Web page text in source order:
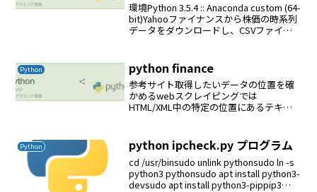
環境Python 3.5.4 :: Anaconda custom (64-
bit)Yahooファイナンスから株価の時系列
データをダウンロードし、CSVファイル
Python python finance
参考サイト取得したいデータの位置を確
かめるwebスクレイピングでは
HTML/XML中の特定の位置にあるテキス
際、Chromeの検証機能が使いやすいで
す。（以下参照）Chr...
Python python ipcheck.py プログラム
cd /usr/binsudo unlink pythonsudo ln -s
python3 pythonsudo apt install python3-
devsudo apt install python3-pippip3